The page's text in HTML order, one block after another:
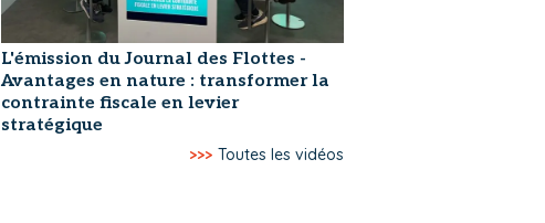
L'émission du Journal des Flottes -
Avantages en nature : transformer la
contrainte fiscale en levier
stratégique
>>> Toutes les vidéos